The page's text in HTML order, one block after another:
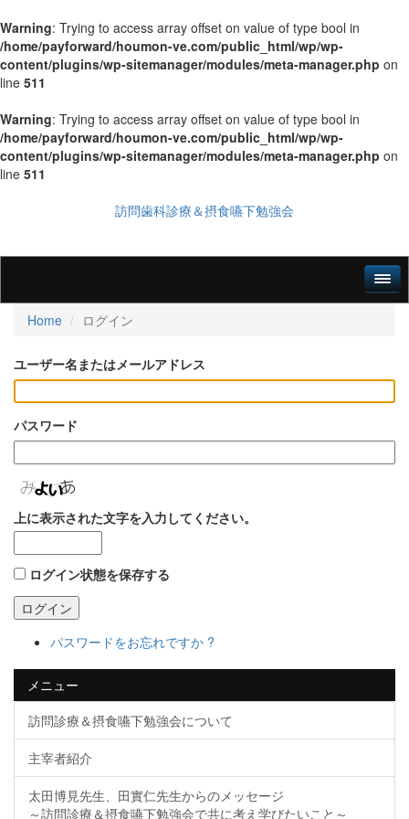
Warning: Trying to access array offset on value of type bool in
/home/payforward/houmon-ve.com/public_html/wp/wp-
content/plugins/wp-sitemanager/modules/meta-manager.php on
line 511
Warning: Trying to access array offset on value of type bool in
/home/payforward/houmon-ve.com/public_html/wp/wp-
content/plugins/wp-sitemanager/modules/meta-manager.php on
line 511
訪問歯科診療＆摂食嚥下勉強会
Home ログイン
ユーザー名またはメールアドレス
パスワード
上に表示された文字を入力してください。
ログイン状態を保存する
ログイン
パスワードをお忘れですか ?
メニュー
訪問診療＆摂食嚥下勉強会について
主宰者紹介
太田博見先生、田實仁先生からのメッセージ
～訪問診療＆摂食嚥下勉強会で共に考え学びたいこと～